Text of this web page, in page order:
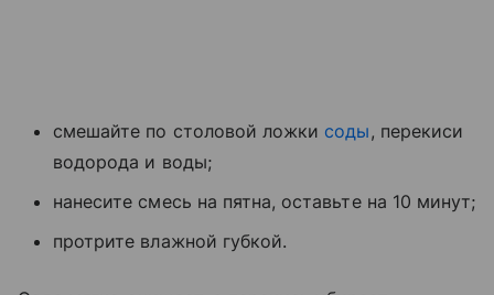
смешайте по столовой ложкисоды , перекиси
водорода и воды;
нанесите смесь на пятна, оставьте на 10 минут;
протрите влажной губкой.